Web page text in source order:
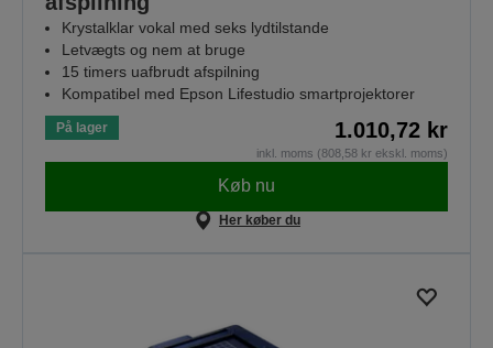
Krystalklar vokal med seks lydtilstande
Letvægts og nem at bruge
15 timers uafbrudt afspilning
Kompatibel med Epson Lifestudio smartprojektorer
På lager 1.010,72 kr
inkl. moms (808,58 kr ekskl. moms)
Køb nu
Her køber du